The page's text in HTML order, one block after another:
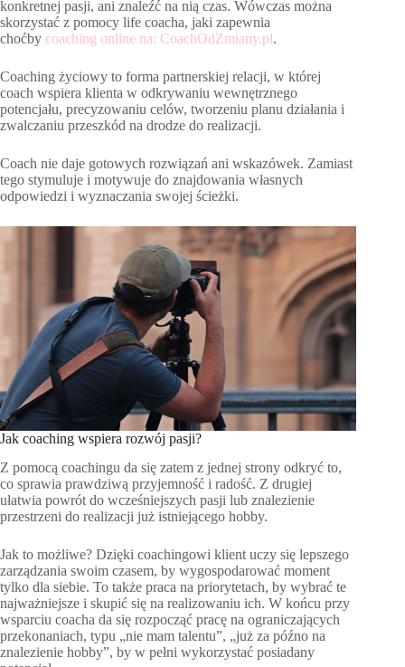
konkretnej pasji, ani znaleźć na nią czas. Wówczas można
skorzystać z pomocy life coacha, jaki zapewnia
choćby coaching online na: CoachOdZmiany.pl.
Coaching życiowy to forma partnerskiej relacji, w której
coach wspiera klienta w odkrywaniu wewnętrznego
potencjału, precyzowaniu celów, tworzeniu planu działania i
zwalczaniu przeszkód na drodze do realizacji.
Coach nie daje gotowych rozwiązań ani wskazówek. Zamiast
tego stymuluje i motywuje do znajdowania własnych
odpowiedzi i wyznaczania swojej ścieżki.
Jak coaching wspiera rozwój pasji?
Z pomocą coachingu da się zatem z jednej strony odkryć to,
co sprawia prawdziwą przyjemność i radość. Z drugiej
ułatwia powrót do wcześniejszych pasji lub znalezienie
przestrzeni do realizacji już istniejącego hobby.
Jak to możliwe? Dzięki coachingowi klient uczy się lepszego
zarządzania swoim czasem, by wygospodarować moment
tylko dla siebie. To także praca na priorytetach, by wybrać te
najważniejsze i skupić się na realizowaniu ich. W końcu przy
wsparciu coacha da się rozpocząć pracę na ograniczających
przekonaniach, typu „nie mam talentu”, „już za późno na
znalezienie hobby”, by w pełni wykorzystać posiadany